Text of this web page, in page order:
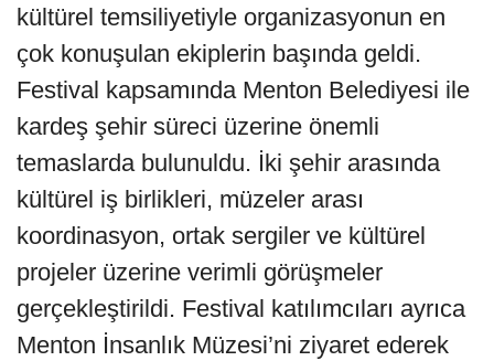
kültürel temsiliyetiyle organizasyonun en
çok konuşulan ekiplerin başında geldi.
Festival kapsamında Menton Belediyesi ile
kardeş şehir süreci üzerine önemli
temaslarda bulunuldu. İki şehir arasında
kültürel iş birlikleri, müzeler arası
koordinasyon, ortak sergiler ve kültürel
projeler üzerine verimli görüşmeler
gerçekleştirildi. Festival katılımcıları ayrıca
Menton İnsanlık Müzesi’ni ziyaret ederek